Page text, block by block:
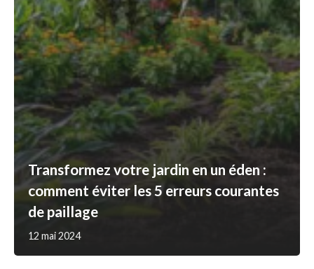
Transformez votre jardin en un éden :
comment éviter les 5 erreurs courantes
de paillage
12 mai 2024